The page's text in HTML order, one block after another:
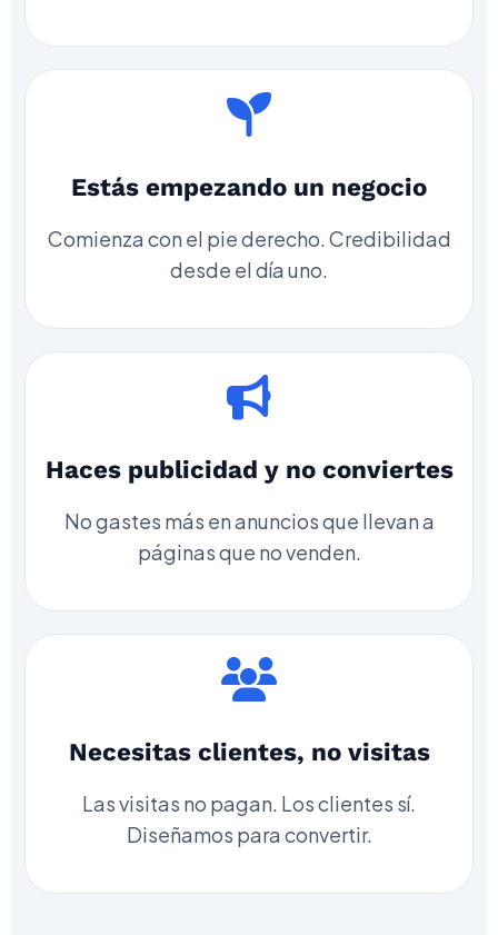
Estás empezando un negocio
Comienza con el pie derecho. Credibilidad
desde el día uno.
Haces publicidad y no conviertes
No gastes más en anuncios que llevan a
páginas que no venden.
Necesitas clientes, no visitas
Las visitas no pagan. Los clientes sí.
Diseñamos para convertir.